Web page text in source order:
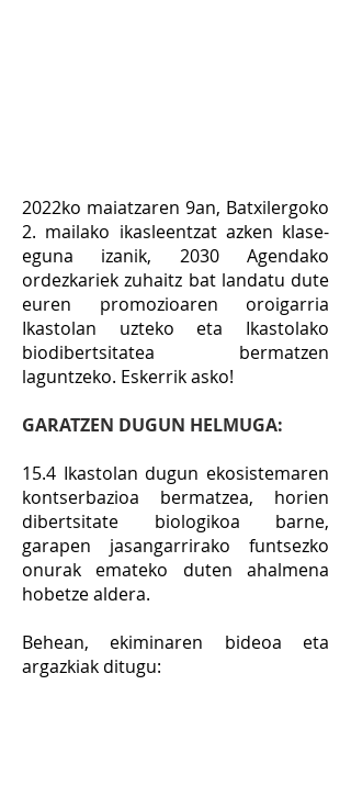
2022ko maiatzaren 9an, Batxilergoko
2. mailako ikasleentzat azken klase-
eguna izanik, 2030 Agendako
ordezkariek zuhaitz bat landatu dute
euren promozioaren oroigarria
Ikastolan uzteko eta Ikastolako
biodibertsitatea bermatzen
laguntzeko. Eskerrik asko!
GARATZEN DUGUN HELMUGA:
15.4 Ikastolan dugun ekosistemaren
kontserbazioa bermatzea, horien
dibertsitate biologikoa barne,
garapen jasangarrirako funtsezko
onurak emateko duten ahalmena
hobetze aldera.
Behean, ekiminaren bideoa eta
argazkiak ditugu: